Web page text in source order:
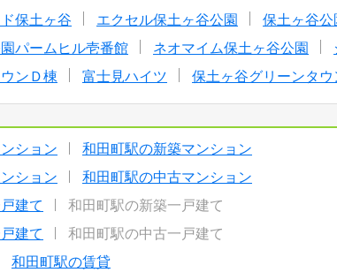
保土ヶ谷 エクセル保土ヶ谷公園
保土ヶ谷公
パームヒル壱番館 ネオマイム保土ヶ谷公園
ンＤ棟 富士見ハイツ 保土ヶ谷グリーンタウ
ション
和田町駅の新築マンション
ション
和田町駅の中古マンション
建て
和田町駅の新築一戸建て
建て
和田町駅の中古一戸建て
和田町駅の賃貸